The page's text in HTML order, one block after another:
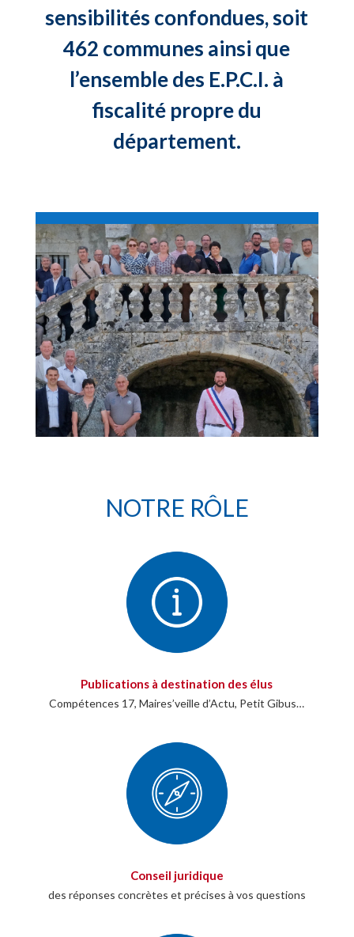
sensibilités confondues, soit
462 communes ainsi que
l’ensemble des E.P.C.I. à
fiscalité propre du
département.
NOTRE RÔLE
Publications à destination des élus
Compétences 17, Maires’veille d’Actu, Petit Gibus…
Conseil juridique
des réponses concrètes et précises à vos questions